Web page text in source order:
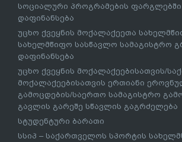
სოციალური პროგრამების
დაფინანსება
უცხო ქვეყნის მოქალაქეეთა
სახელმწიფო სასწავლო სამაგისტრო
დაფინანსება
უცხო ქვეყნის მოქალაქეებისათვის/
მოქალაქეებისათვის ერთიანი
გამოცდების/საერთო სამაგისტრო
გავლის გარეშე სწავლის გაგრძელება
სტუდენტური ბარათი
სსიპ – საქართველოს სპორტის